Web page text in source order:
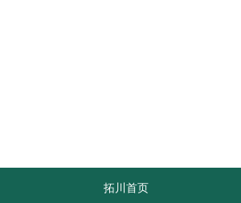
拓川首页